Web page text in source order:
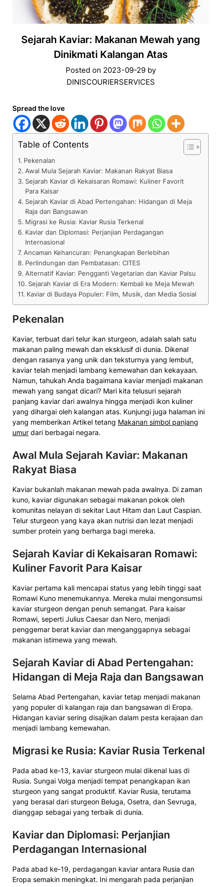
Sejarah Kaviar: Makanan Mewah yang
Dinikmati Kalangan Atas
Posted on 2023-09-29by
DINISCOURIERSERVICES
Spread the love
Table of Contents
Pekenalan
Awal Mula Sejarah Kaviar: Makanan Rakyat Biasa
Sejarah Kaviar di Kekaisaran Romawi: Kuliner Favorit
Para Kaisar
Sejarah Kaviar di Abad Pertengahan: Hidangan di Meja
Raja dan Bangsawan
Migrasi ke Rusia: Kaviar Rusia Terkenal
Kaviar dan Diplomasi: Perjanjian Perdagangan
Internasional
Ancaman Kehancuran: Penangkapan Berlebihan
Perlindungan dan Pembatasan: CITES
Alternatif Kaviar: Pengganti Vegetarian dan Kaviar Palsu
Sejarah Kaviar di Era Modern: Kembali ke Meja Mewah
Kaviar di Budaya Populer: Film, Musik, dan Media Sosial
Pekenalan
Kaviar, terbuat dari telur ikan sturgeon, adalah salah satu
makanan paling mewah dan eksklusif di dunia. Dikenal
dengan rasanya yang unik dan teksturnya yang lembut,
kaviar telah menjadi lambang kemewahan dan kekayaan.
Namun, tahukah Anda bagaimana kaviar menjadi makanan
mewah yang sangat dicari? Mari kita telusuri sejarah
panjang kaviar dari awalnya hingga menjadi ikon kuliner
yang dihargai oleh kalangan atas. Kunjungi juga halaman ini
yang memberikan Artikel tetang Makanan simbol panjang
umur dari berbagai negara.
Awal Mula Sejarah Kaviar: Makanan
Rakyat Biasa
Kaviar bukanlah makanan mewah pada awalnya. Di zaman
kuno, kaviar digunakan sebagai makanan pokok oleh
komunitas nelayan di sekitar Laut Hitam dan Laut Caspian.
Telur sturgeon yang kaya akan nutrisi dan lezat menjadi
sumber protein yang berharga bagi mereka.
Sejarah Kaviar di Kekaisaran Romawi:
Kuliner Favorit Para Kaisar
Kaviar pertama kali mencapai status yang lebih tinggi saat
Romawi Kuno menemukannya. Mereka mulai mengonsumsi
kaviar sturgeon dengan penuh semangat. Para kaisar
Romawi, seperti Julius Caesar dan Nero, menjadi
penggemar berat kaviar dan menganggapnya sebagai
makanan istimewa yang mewah.
Sejarah Kaviar di Abad Pertengahan:
Hidangan di Meja Raja dan Bangsawan
Selama Abad Pertengahan, kaviar tetap menjadi makanan
yang populer di kalangan raja dan bangsawan di Eropa.
Hidangan kaviar sering disajikan dalam pesta kerajaan dan
menjadi lambang kemewahan.
Migrasi ke Rusia: Kaviar Rusia Terkenal
Pada abad ke-13, kaviar sturgeon mulai dikenal luas di
Rusia. Sungai Volga menjadi tempat penangkapan ikan
sturgeon yang sangat produktif. Kaviar Rusia, terutama
yang berasal dari sturgeon Beluga, Osetra, dan Sevruga,
dianggap sebagai yang terbaik di dunia.
Kaviar dan Diplomasi: Perjanjian
Perdagangan Internasional
Pada abad ke-19, perdagangan kaviar antara Rusia dan
Eropa semakin meningkat. Ini mengarah pada perjanjian